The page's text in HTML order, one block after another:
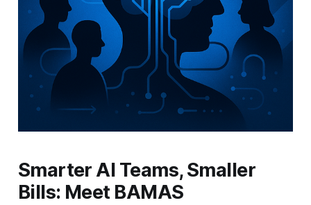
Smarter AI Teams, Smaller
Bills: Meet BAMAS